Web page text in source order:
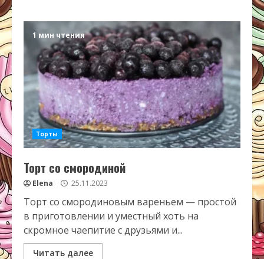
1 мин чтения
Торты
Торт со смородиной
Elena 25.11.2023
Торт со смородиновым вареньем — простой
в приготовлении и уместный хоть на
скромное чаепитие с друзьями и...
Читать далее